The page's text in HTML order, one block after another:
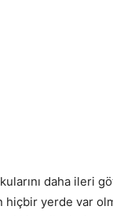
daha ileri
hiçbir yerde var